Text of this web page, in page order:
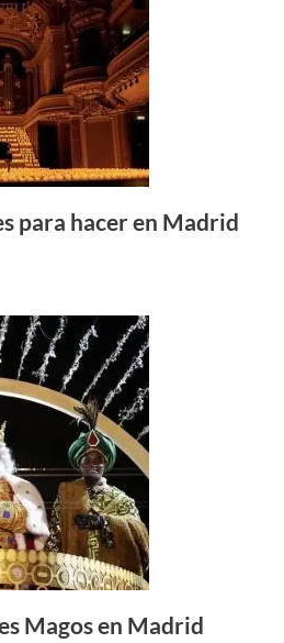
para hacer en Madrid
Magos en Madrid